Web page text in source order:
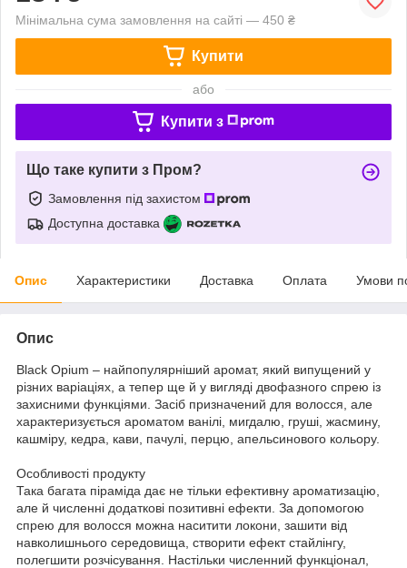
Мінімальна сума замовлення на сайті — 450 ₴
Купити
або
Купити з
Що таке купити з Пром?
Замовлення під захистом
Доступна доставка
Опис Характеристики Доставка Оплата Умови
Опис
Black Opium – найпопулярніший аромат, який випущений у
різних варіаціях, а тепер ще й у вигляді двофазного спрею із
захисними функціями. Засіб призначений для волосся, але
характеризується ароматом ванілі, мигдалю, груші, жасмину,
кашміру, кедра, кави, пачулі, перцю, апельсинового кольору.
Особливості продукту
Така багата піраміда дає не тільки ефективну ароматизацію,
але й численні додаткові позитивні ефекти. За допомогою
спрею для волосся можна наситити локони, зашити від
навколишнього середовища, створити ефект стайлінгу,
полегшити розчісування. Настільки численний функціонал,